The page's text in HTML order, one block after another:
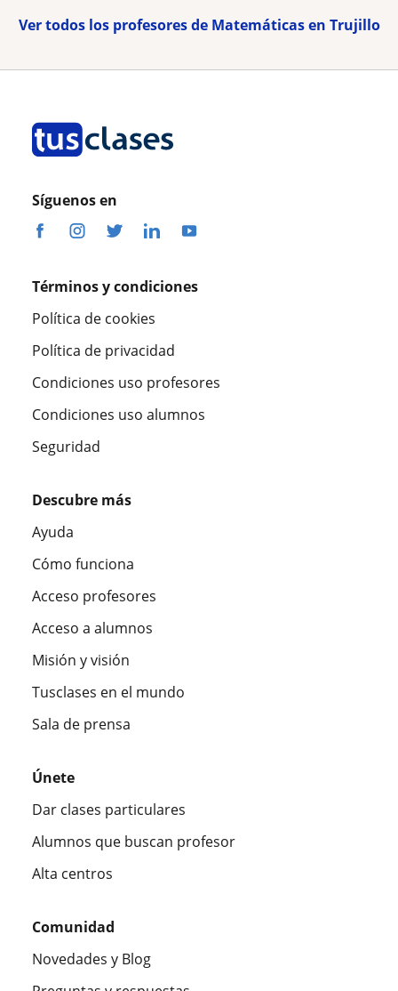
Ver todos los profesores de Matemáticas en Trujillo
Síguenos en
Términos y condiciones
Política de cookies
Política de privacidad
Condiciones uso profesores
Condiciones uso alumnos
Seguridad
Descubre más
Ayuda
Cómo funciona
Acceso profesores
Acceso a alumnos
Misión y visión
Tusclases en el mundo
Sala de prensa
Únete
Dar clases particulares
Alumnos que buscan profesor
Alta centros
Comunidad
Novedades y Blog